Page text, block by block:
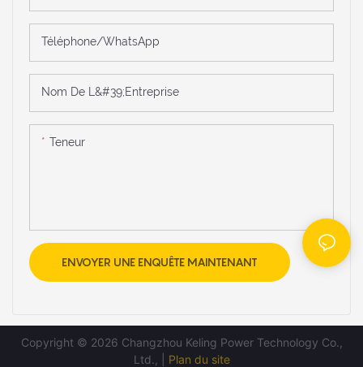
Téléphone/WhatsApp
Nom De L&#39;entreprise
Teneur
ENVOYER UNE ENQUÊTE MAINTENANT
Copyright © 2026 Changzhou Keling Power Technology Co.,
Ltd., | Plan du site